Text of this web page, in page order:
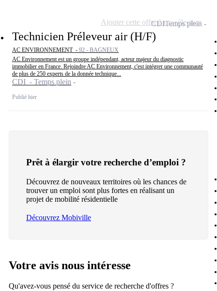
Technicien Préleveur air (H/F)
AC ENVIRONNEMENT - 92 - BAGNEUX
AC Environnement est un groupe indépendant, acteur majeur du diagnostic
immobilier en France. Rejoindre AC Environnement, c'est intégrer une communauté
de plus de 250 experts de la donnée technique...
CDI - Temps plein
Publié hier
CDITemps plein
Ajouter cette offre à ma sélection
Prêt à élargir votre recherche d’emploi ?
Découvrez de nouveaux territoires où les chances de
trouver un emploi sont plus fortes en réalisant un
projet de mobilité résidentielle
Découvrez Mobiville
Votre avis nous intéresse
Qu'avez-vous pensé du service de recherche d'offres ?